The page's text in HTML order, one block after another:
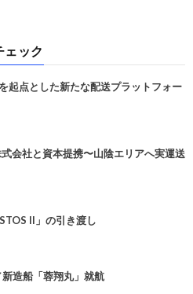
ェック
起点とした新たな配送プラットフォー
会社と資本提携〜山陰エリアへ実運送
II」の引き渡し
造船「蓉翔丸」就航